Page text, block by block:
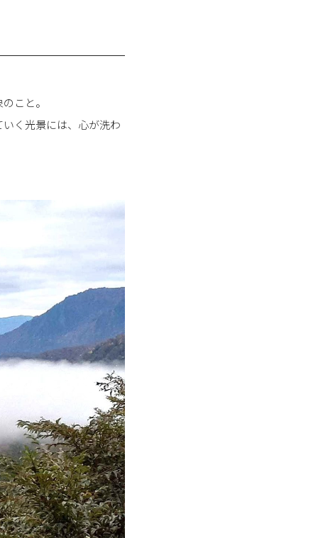
こと。
く光景には、心が洗わ